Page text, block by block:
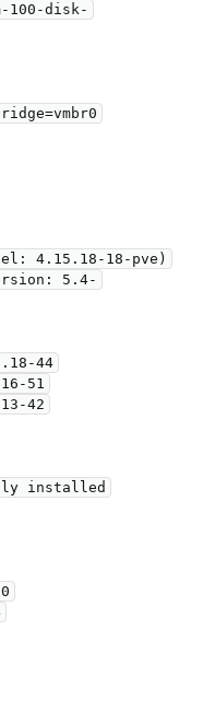
100-disk-
4.15.18-18-pve)
5.4-
44
51
42
installed